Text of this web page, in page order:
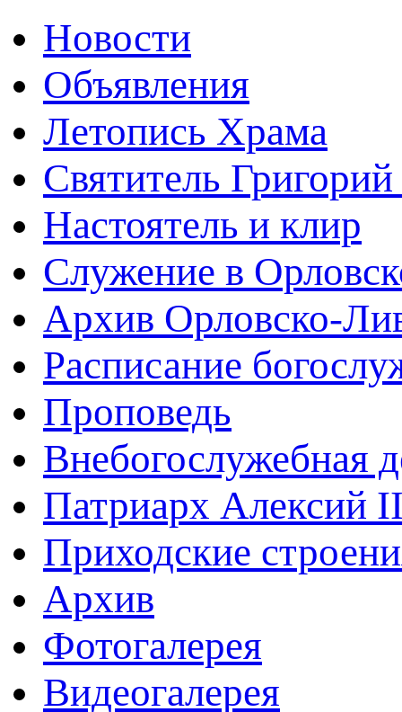
Новости
Объявления
Летопись Храма
Святитель
Настоятель и клир
Служение в
Архив Орловско-
Расписание
Проповедь
Внебогослужебная
Патриарх Алексий
Приходские
Архив
Фотогалерея
Видеогалерея